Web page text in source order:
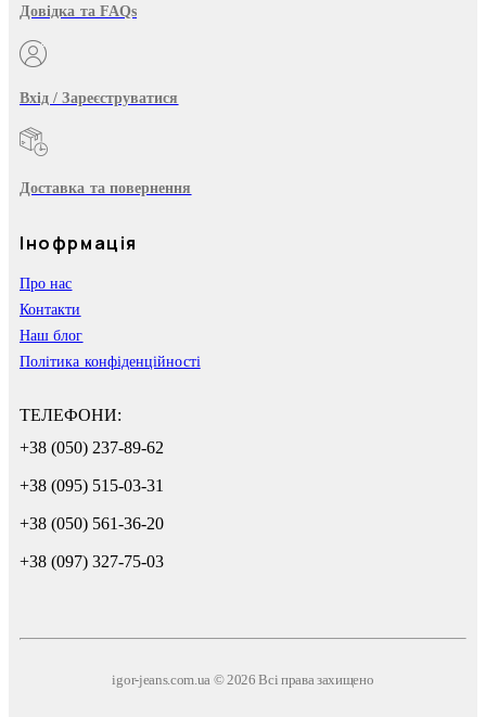
Довідка та FAQs
Вхід / Зареєструватися
Доставка та повернення
Інофрмація
Про нас
Контакти
Наш блог
Політика конфіденційності
ТЕЛЕФОНИ:
+38 (050) 237-89-62
+38 (095) 515-03-31
+38 (050) 561-36-20
+38 (097) 327-75-03
igor-jeans.com.ua © 2026 Всі права захищено